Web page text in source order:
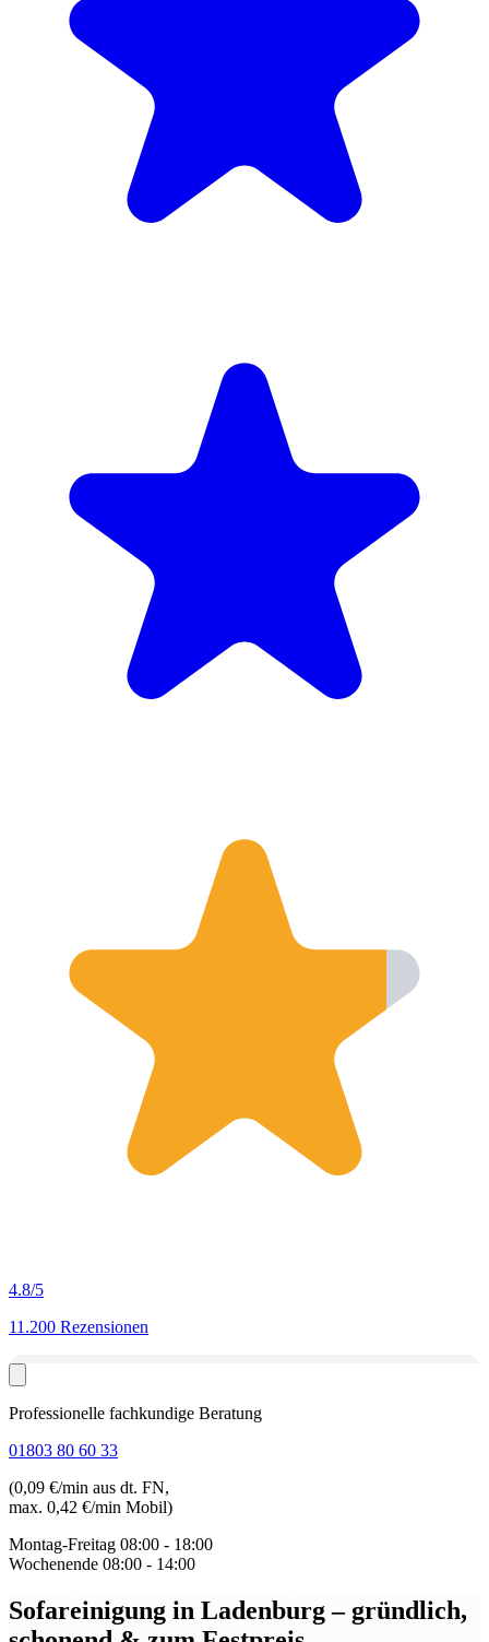
4.8/5
11.200 Rezensionen
Professionelle fachkundige Beratung
01803 80 60 33
(0,09 €/min aus dt. FN,
max. 0,42 €/min Mobil)
Montag-Freitag 08:00 - 18:00
Wochenende 08:00 - 14:00
Sofareinigung in Ladenburg– gründlich,